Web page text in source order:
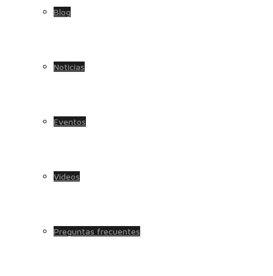
Blog
Noticias
Eventos
Videos
Preguntas frecuentes